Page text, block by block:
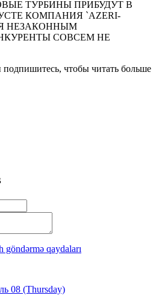
ТУРБИНЫ ПРИБУДУТ В
КОМПАНИЯ `AZERI-
НЕЗАКОННЫМ
СОВСЕМ НЕ
чтобы читать больше
göndərmə qaydaları